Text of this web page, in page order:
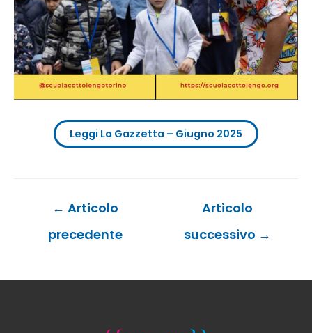
Leggi La Gazzetta – Giugno 2025
Navigazione
← Articolo
precedente
Articolo
successivo →